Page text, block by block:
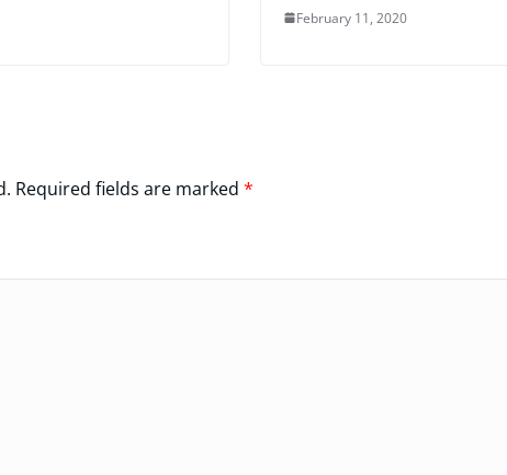
February 11, 2020
Required fields are marked *